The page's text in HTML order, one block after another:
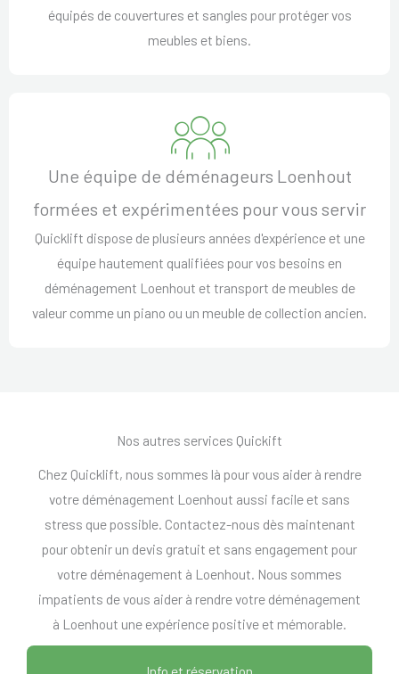
équipés de couvertures et sangles pour protéger vos
meubles et biens.
Une équipe de déménageurs Loenhout
formées et expérimentées pour vous servir
Quicklift dispose de plusieurs années d'expérience et une
équipe hautement qualifiées pour vos besoins en
déménagement Loenhout et transport de meubles de
valeur comme un piano ou un meuble de collection ancien.
Nos autres services Quickift
Chez Quicklift, nous sommes là pour vous aider à rendre
votre déménagement Loenhout aussi facile et sans
stress que possible. Contactez-nous dès maintenant
pour obtenir un devis gratuit et sans engagement pour
votre déménagement à Loenhout. Nous sommes
impatients de vous aider à rendre votre déménagement
à Loenhout une expérience positive et mémorable.